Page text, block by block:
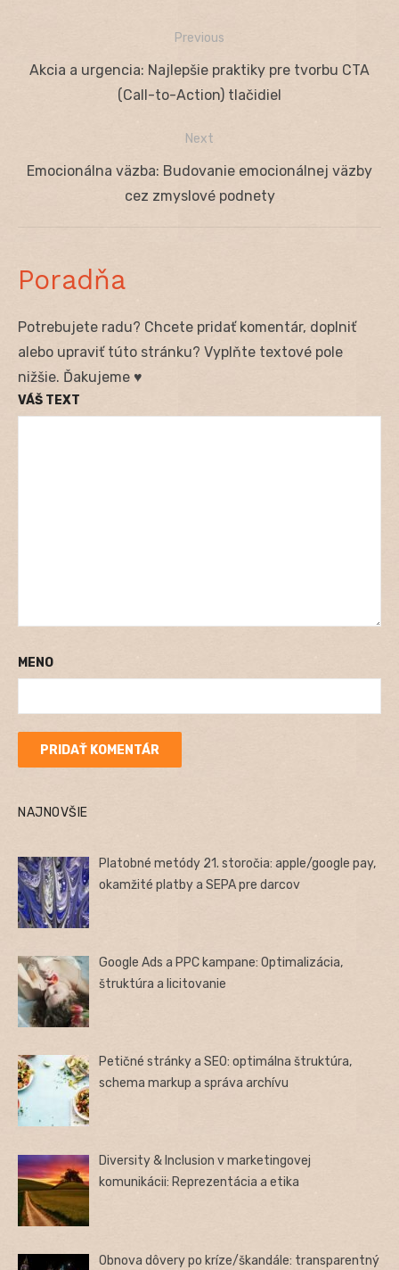
Navigácia
Previous
Previous
Akcia a urgencia: Najlepšie praktiky pre tvorbu CTA
(Call-to-Action) tlačidiel
Next
Next
Emocionálna väzba: Budovanie emocionálnej väzby
cez zmyslové podnety
Poradňa
Potrebujete radu? Chcete pridať komentár, doplniť
alebo upraviť túto stránku? Vyplňte textové pole
nižšie. Ďakujeme ♥
VÁŠ TEXT
MENO
NAJNOVŠIE
Platobné metódy 21. storočia: apple/google pay,
okamžité platby a SEPA pre darcov
Google Ads a PPC kampane: Optimalizácia,
štruktúra a licitovanie
Petičné stránky a SEO: optimálna štruktúra,
schema markup a správa archívu
Diversity & Inclusion v marketingovej
komunikácii: Reprezentácia a etika
Obnova dôvery po kríze/škandále: transparentný